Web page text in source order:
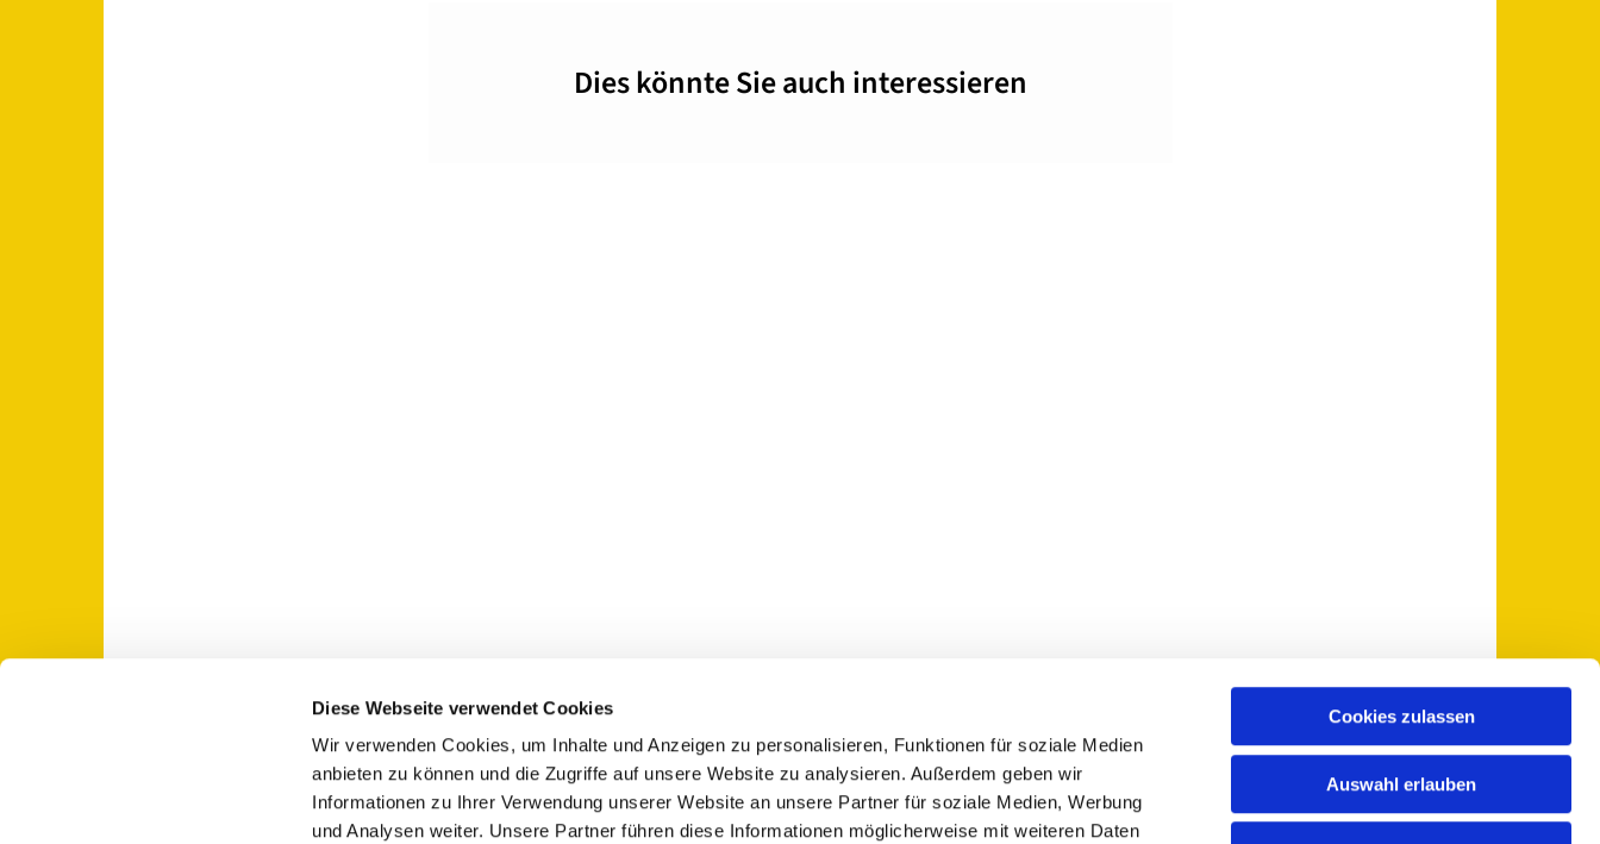
Diese Webseite verwendet Cookies
Wir verwenden Cookies, um Inhalte und Anzeigen zu personalisieren, Funktionen für soziale Medien
anbieten zu können und die Zugriffe auf unsere Website zu analysieren. Außerdem geben wir
Informationen zu Ihrer Verwendung unserer Website an unsere Partner für soziale Medien, Werbung
und Analysen weiter. Unsere Partner führen diese Informationen möglicherweise mit weiteren Daten
Cookies zulassen
Auswahl erlauben
Dies könnte Sie auch interessieren
St. Otto: Katholische Kirche Usedom-Anklam-Greifswald · Bahnhofstr. 15, 17489 Greifswald+49 3834 5735-0
pfarramt@sankt-otto.de
Kontaktinformationen
Impressum
Hinweisgebersystem